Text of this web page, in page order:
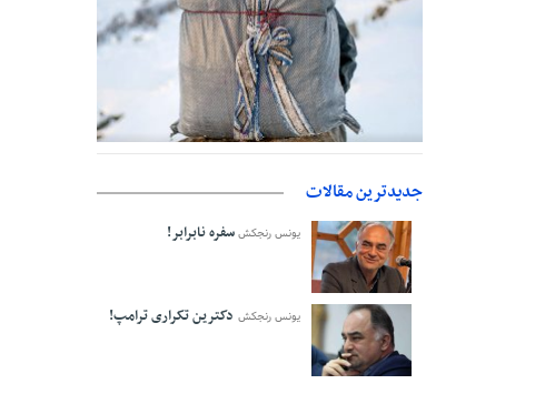
اولیه با کولبری وارد شود
جدیدترین مقالات
یونس رنجکشسفره نابرابر!
یونس رنجکش دکترین تکراری ترامپ!